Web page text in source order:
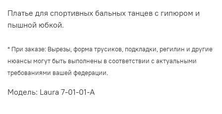
Платье для спортивных бальных танцев с гипюром и
пышной юбкой.
* При заказе: Вырезы, форма трусиков, подкладки, регилин и другие
нюансы могут быть выполнены в соответствии с актуальными
требованиями вашей федерации.
Модель: Laura 7-01-01-A